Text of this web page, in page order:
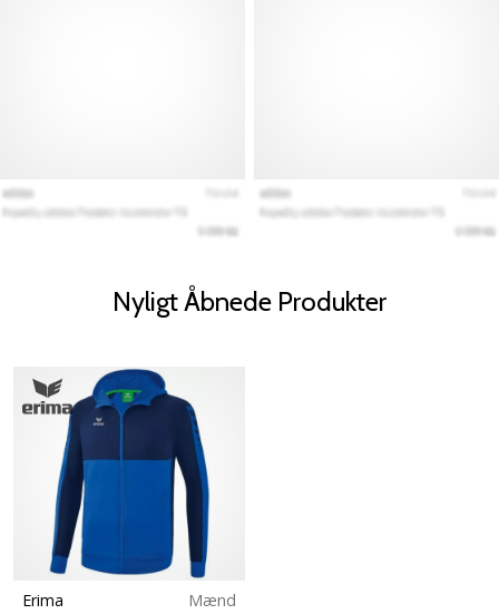
Nyligt Åbnede Produkter
Erima
Mænd